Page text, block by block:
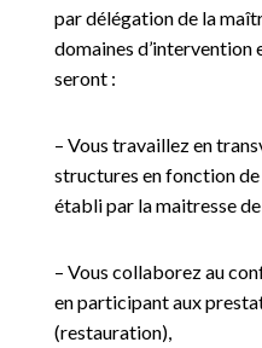
par délégation de la
domaines d’intervention
seront :
– Vous travaillez en
structures en fonction
établi par la maitresse
– Vous collaborez au
en participant aux
(restauration),